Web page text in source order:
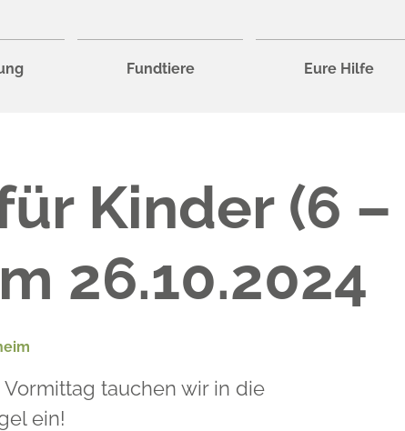
Fundtiere Eure Hilfe
Kinder (6 –
26.10.2024
tauchen wir in die
ein!